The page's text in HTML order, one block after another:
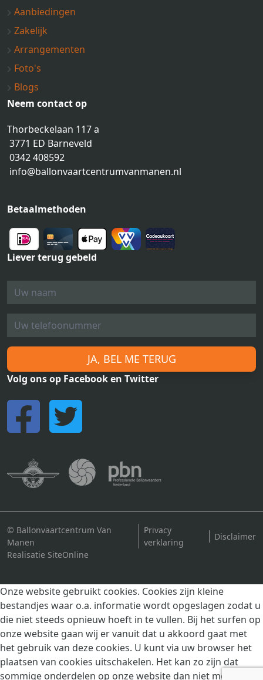
Aanbiedingen
Zakelijk
Arrangementen
Foto's
Blogs
Neem contact op
Thorbeckelaan 117 a
3771 ED Barneveld
0342 408592
info@ballonvaartcentrumvanmanen.nl
Betaalmethoden
Liever terug gebeld
JA, BEL ME TERUG
Volg ons op Facebook en Twitter
© Ballonvaartcentrum Van
Manen
Privacy
verklaring
Disclaimer
Realisatie SiteOnline
Onze website gebruikt cookies. Cookies zijn kleine
bestandjes waar o.a. informatie wordt opgeslagen zodat u
die niet steeds opnieuw hoeft in te vullen. Bij het surfen op
onze website gaan wij er vanuit dat u akkoord gaat met
het gebruik van deze cookies. U kunt via uw browser het
plaatsen van cookies uitschakelen. Het kan zo zijn dat
sommige onderdelen op onze website dan niet meer goed